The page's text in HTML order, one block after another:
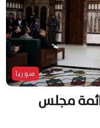
سوريا
مجلس